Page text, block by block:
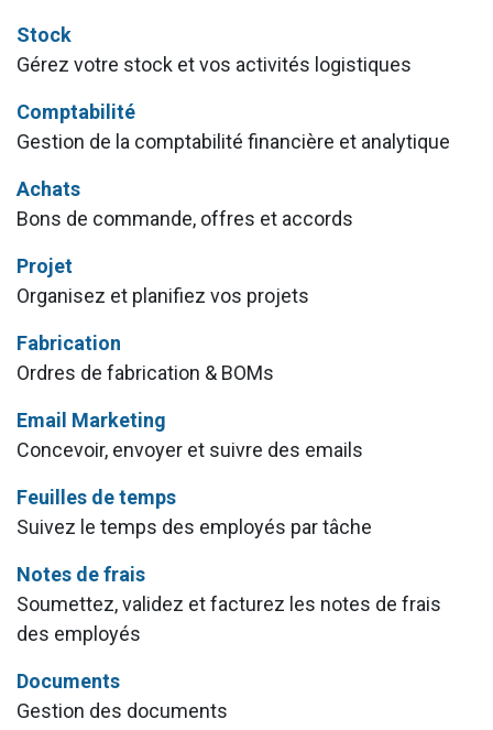
Stock
Gérez votre stock et vos activités logistiques
Comptabilité
Gestion de la comptabilité financière et analytique
Achats
Bons de commande, offres et accords
Projet
Organisez et planifiez vos projets
Fabrication
Ordres de fabrication & BOMs
Email Marketing
Concevoir, envoyer et suivre des emails
Feuilles de temps
Suivez le temps des employés par tâche
Notes de frais
Soumettez, validez et facturez les notes de frais
des employés
Documents
Gestion des documents